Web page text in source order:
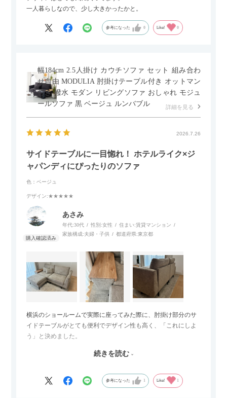
一人暮らしなので、少し大きかったかと。
参考になった 0 Like! 0
幅184cm 2.5人掛け カウチソファ セット 組み合わ
せ自由 MODULIA 肘掛けテーブル付き オットマン
付き 撥水 モダン リビングソファ おしゃれ モジュ
ールソファ 黒 ベージュ ルンバブル
詳細を見る
2026.7.26
サイドテーブルに一目惚れ！ ホテルライク×ジ
ャパンディにぴったりのソファ
色：ベージュ
デザイン:★★★★★
あさみ
年代:30代 性別:女性 住まい:賃貸マンション
家族構成:夫婦・子供 都道府県:東京都
横浜のショールームで実際に座ってみた際に、肘掛け部分のサ
イドテーブルがとても便利でデザイン性も高く、「これにしよ
う」と決めました。
サイズは2.5人掛けですが、幅184cmとコンパクトなので圧迫感
グとのバランスもぴったりで、リビング全体がすっきり見えま
続きを読む
参考になった Like!